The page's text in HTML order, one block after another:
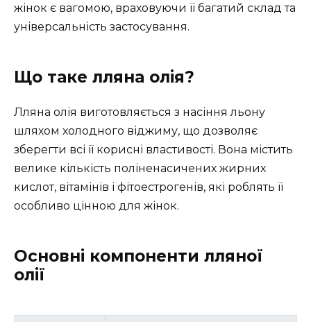
жінок є вагомою, враховуючи її багатий склад та
універсальність застосування.
Що таке лляна олія?
Лляна олія виготовляється з насіння льону
шляхом холодного віджиму, що дозволяє
зберегти всі її корисні властивості. Вона містить
велике кількість поліненасичених жирних
кислот, вітамінів і фітоестрогенів, які роблять її
особливо цінною для жінок.
Основні компоненти лляної
олії